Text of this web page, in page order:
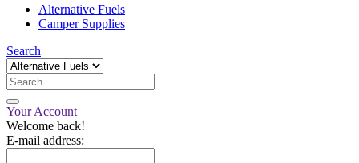
Alternative Fuels
Camper Supplies
Search
Your Account
Welcome back!
E-mail address: